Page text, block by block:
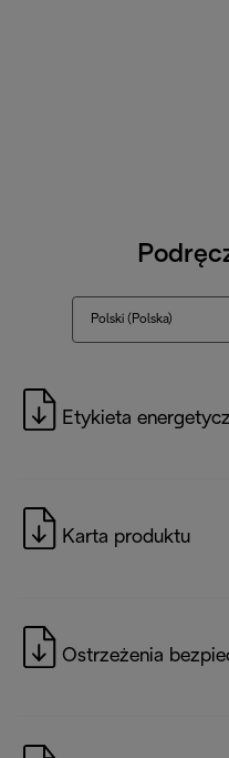
Polski (Polska)
Etykieta
Karta produktu
Ostrzeżenia